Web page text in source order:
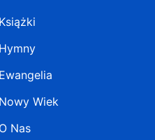
Książki
Hymny
Ewangelia
Nowy Wiek
O Nas